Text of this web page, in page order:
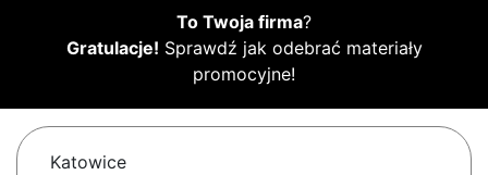
To Twoja firma?
Gratulacje! Sprawdź jak odebrać materiały
promocyjne!
Katowice